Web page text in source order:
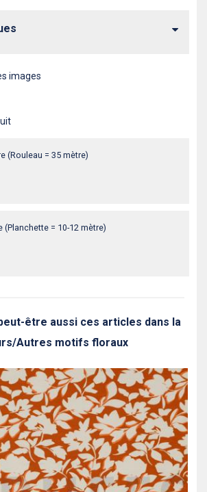
(Rouleau = 35 mètre)
(Planchette = 10-12 mètre)
images
être aussi ces articles dans la
Autres motifs floraux